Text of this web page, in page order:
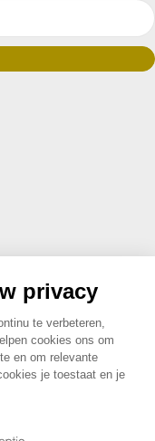
voorbehouden |
|Sitemap